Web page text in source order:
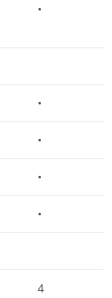
•
•
•
•
•
4